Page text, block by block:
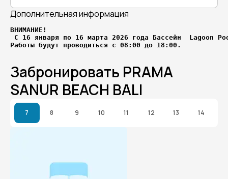
Дополнительная информация
ВНИМАНИЕ!
С 16 января по 16 марта 2026 года Бассейн  Lagoon
Работы будут проводиться с 08:00 до 18:00.
Забронировать PRAMA
SANUR BEACH BALI
7 8 9 10 11 12 13 14